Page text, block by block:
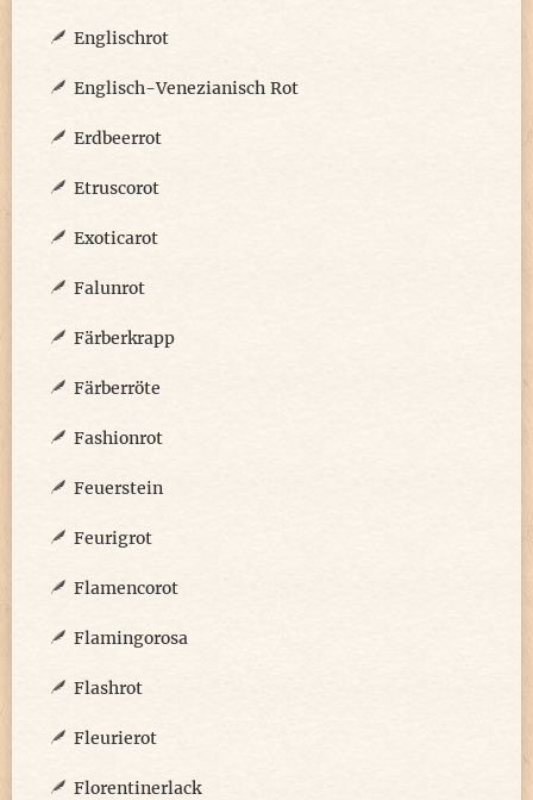
Englischrot
Englisch-Venezianisch Rot
Erdbeerrot
Etruscorot
Exoticarot
Falunrot
Färberkrapp
Färberröte
Fashionrot
Feuerstein
Feurigrot
Flamencorot
Flamingorosa
Flashrot
Fleurierot
Florentinerlack